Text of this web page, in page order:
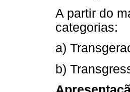
A partir do
categorias:
a)
b)